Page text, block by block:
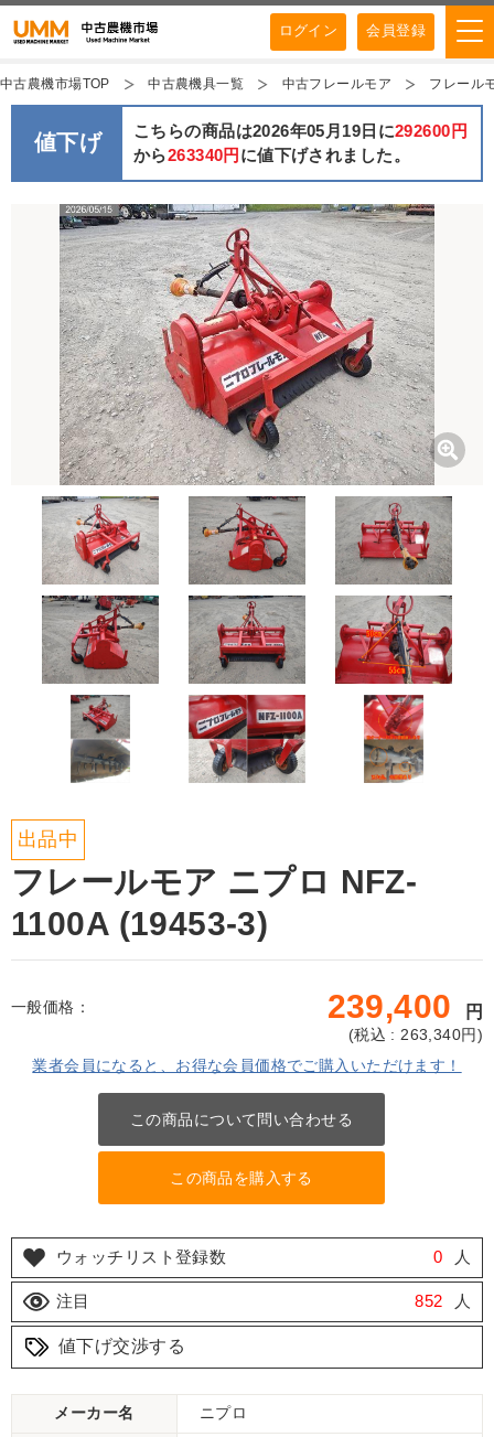
ログイン 会員登録
中古農機市場TOP 中古農機具一覧 中古フレールモア フレール
値下げ こちらの商品は2026年05月19日に292600円
から263340円 に値下げされました。
出品中
フレールモア ニプロ NFZ-
1100A (19453-3)
一般価格： 239,400 円
(税込 : 263,340円)
業者会員になると、お得な会員価格でご購入いただけます！
この商品について問い合わせる
この商品を購入する
ウォッチリスト登録数 0 人
注目 852 人
値下げ交渉する
メーカー名 ニプロ